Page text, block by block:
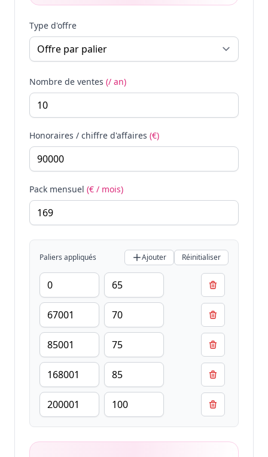
Type d'offre
Nombre de ventes (/ an)
Honoraires / chiffre d'affaires (€)
Pack mensuel (€ / mois)
Paliers appliqués Ajouter Réinitialiser